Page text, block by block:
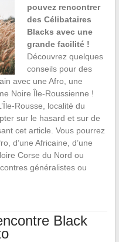
pouvez rencontrer
des Célibataires
Blacks avec une
grande facilité !
Découvrez quelques
conseils pour des
avec une Afro, une
Noire Île-Roussienne !
Rousse, localité du
sur le hasard et sur de
cet article. Vous pourrez
d’une Africaine, d’une
Corse du Nord ou
généralistes ou
Black